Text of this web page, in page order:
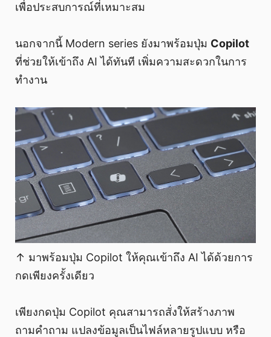
เพื่อประสบการณ์ที่เหมาะสม
นอกจากนี้ Modern series ยังมาพร้อมปุ่ม Copilot
ที่ช่วยให้เข้าถึง AI ได้ทันที เพิ่มความสะดวกในการ
ทำงาน
↑ มาพร้อมปุ่ม Copilot ให้คุณเข้าถึง AI ได้ด้วยการ
กดเพียงครั้งเดียว
เพียงกดปุ่ม Copilot คุณสามารถสั่งให้สร้างภาพ
ถามคำถาม แปลงข้อมูลเป็นไฟล์หลายรูปแบบ หรือ